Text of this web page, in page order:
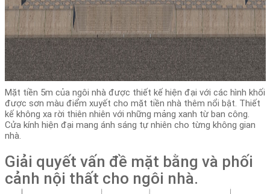
Mặt tiền 5m của ngôi nhà được thiết kế hiện đại với các hình khối
được sơn màu điểm xuyết cho mặt tiền nhà thêm nổi bật. Thiết
kế không xa rời thiên nhiên với những mảng xanh từ ban công.
Cửa kính hiện đại mang ánh sáng tự nhiên cho từng không gian
nhà.
Giải quyết vấn đề mặt bằng và phối
cảnh nội thất cho ngôi nhà.